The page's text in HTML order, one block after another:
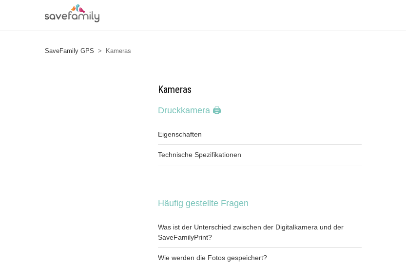
SaveFamily GPS Kameras
Kameras
Druckkamera 🖨
Eigenschaften
Technische Spezifikationen
Häufig gestellte Fragen
Was ist der Unterschied zwischen der Digitalkamera und der
SaveFamilyPrint?
Wie werden die Fotos gespeichert?